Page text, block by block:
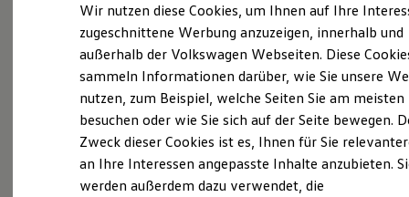
Elektroautos
ID. Tutorials
Elektrofahrzeugkonzepte
Reichweite
Reichweite der ID. Modelle
Reichweite im Winter
Laden
Laden unterwegs
Laden Zuhause
Probefahrt vereinbaren
Fahrzeugangebot anfordern
Wir nutzen diese Cookies, um Ihnen auf Ihre
zugeschnittene Werbung anzuzeigen, innerhalb und
außerhalb der Volkswagen Webseiten. Diese
sammeln Informationen darüber, wie Sie unsere
nutzen, zum Beispiel, welche Seiten Sie am meisten
besuchen oder wie Sie sich auf der Seite bewegen.
Zweck dieser Cookies ist es, Ihnen für Sie
an Ihre Interessen angepasste Inhalte anzubieten.
werden außerdem dazu verwendet, die